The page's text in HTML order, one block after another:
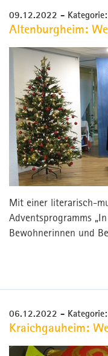
Kontakt
Presse
Fachforum
MPortal
Interner
09.12.2022 -
Altenburgheim:
Mit einer literarisch-
Adventsprogramms
Bewohnerinnen und
06.12.2022 -
Kraichgauheim: